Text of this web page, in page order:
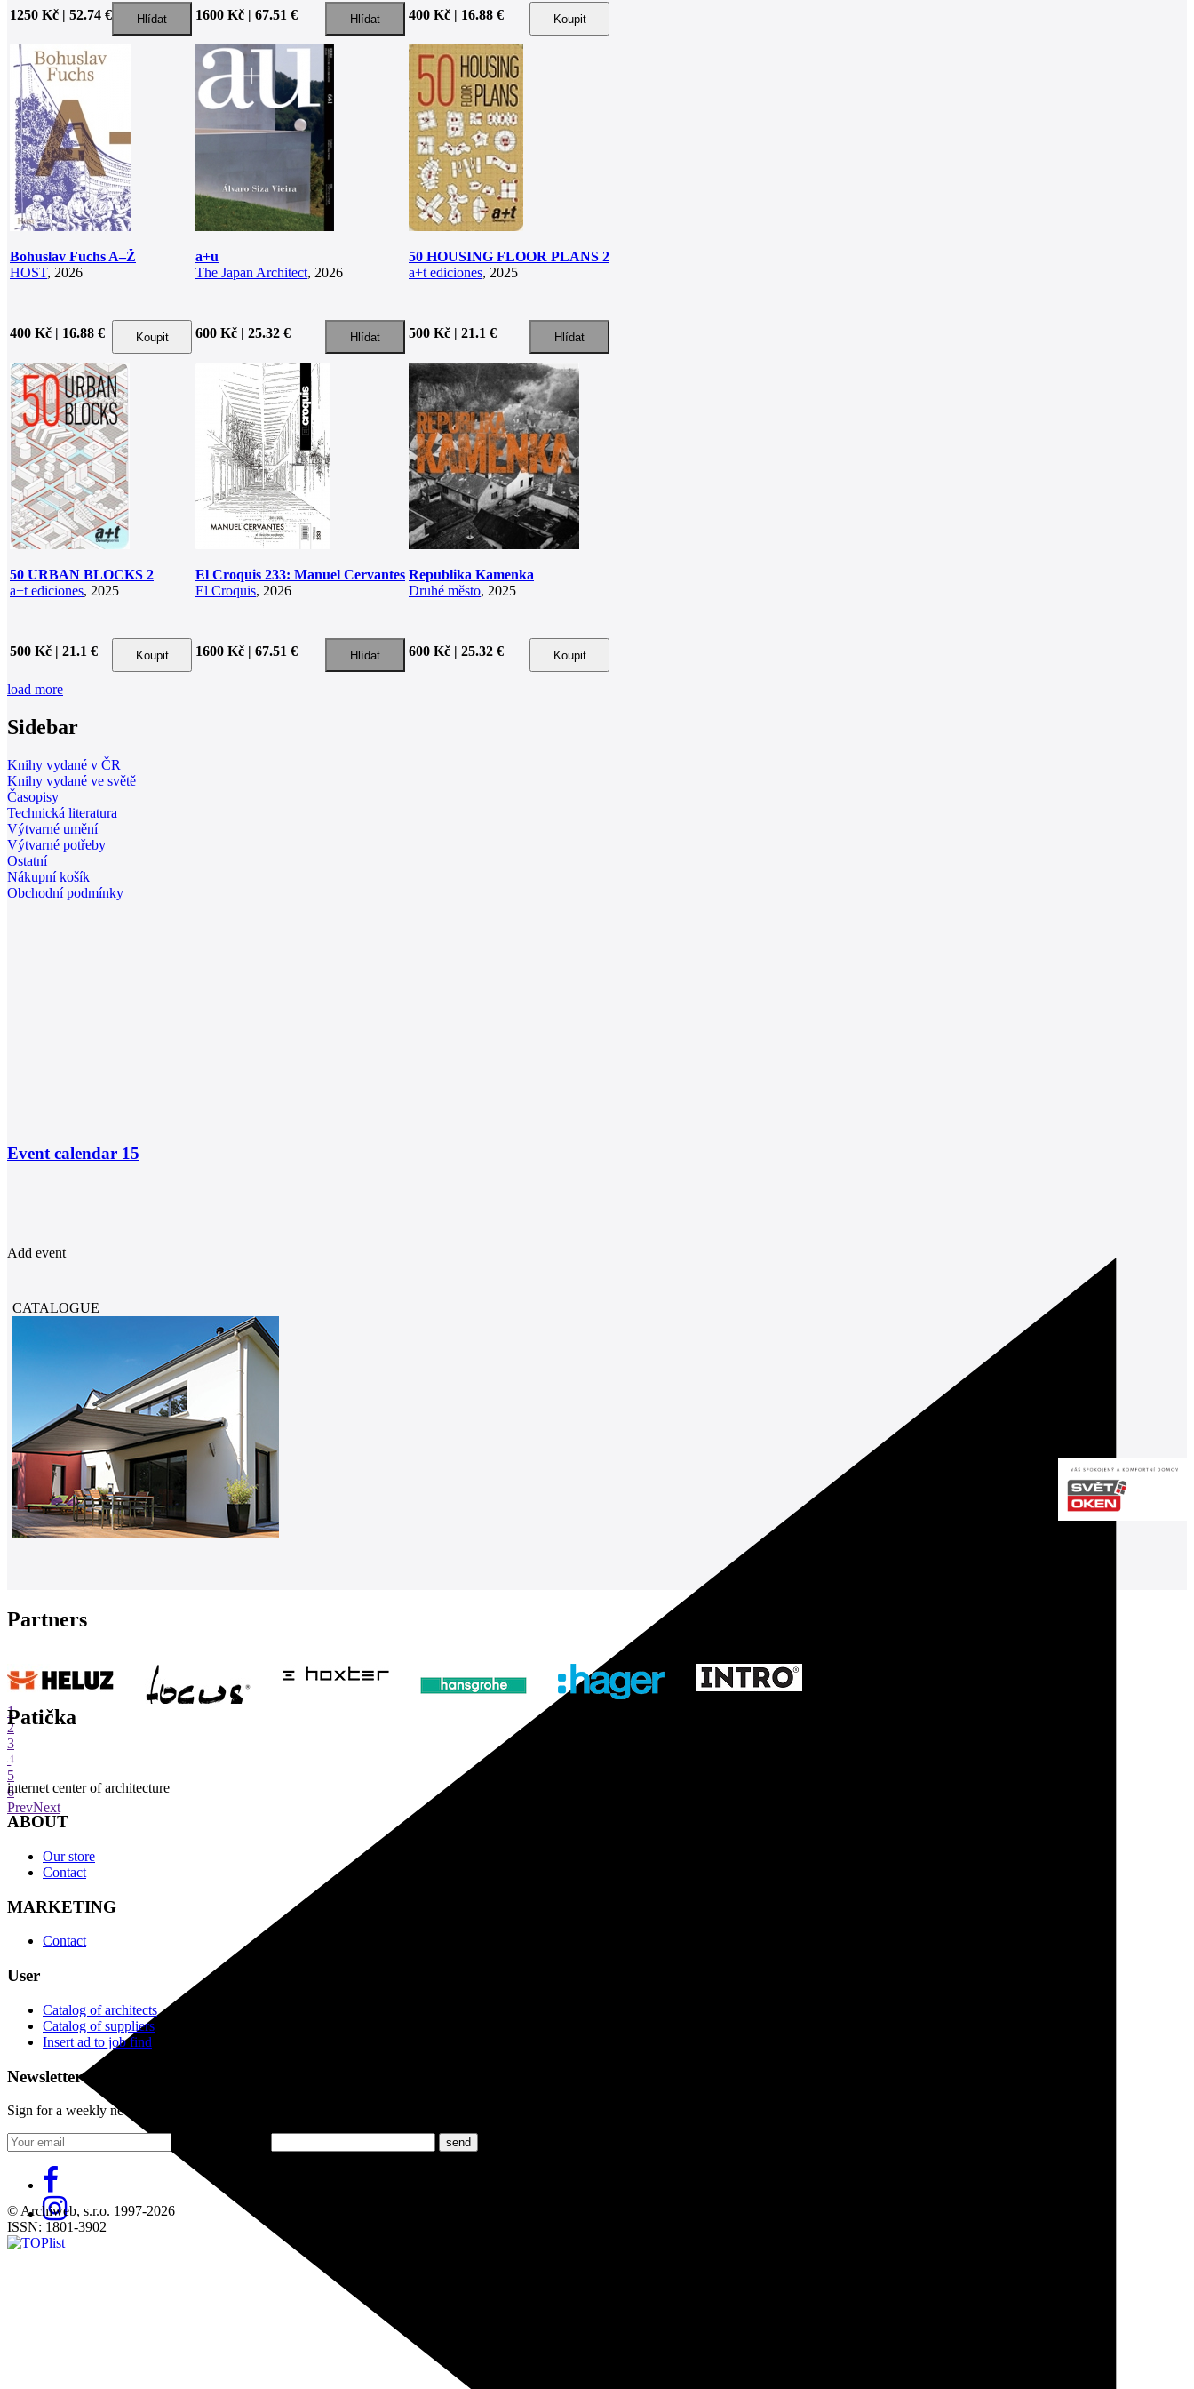
1250 Kč | 52.74 € 1600 Kč | 67.51 € 400 Kč | 16.88 €
Bohuslav Fuchs A–Ž
HOST, 2026
400 Kč | 16.88 €
a+u
The Japan Architect, 2026
600 Kč | 25.32 €
50 HOUSING FLOOR PLANS 2
a+t ediciones, 2025
500 Kč | 21.1 €
50 URBAN BLOCKS 2
a+t ediciones, 2025
500 Kč | 21.1 €
El Croquis 233: Manuel Cervantes
El Croquis, 2026
1600 Kč | 67.51 €
Republika Kamenka
Druhé město, 2025
600 Kč | 25.32 €
load more
Sidebar
Knihy vydané v ČR
Knihy vydané ve světě
Časopisy
Technická literatura
Výtvarné umění
Výtvarné potřeby
Ostatní
Nákupní košík
Obchodní podmínky
Event calendar 15
Add event
CATALOGUE
Partners
1
2
3
4
5
6
PrevNext
Patička
internet center of architecture
ABOUT
Our store
Contact
MARKETING
Contact
User
Catalog of architects
Catalog of suppliers
Insert ad to job find
Newsletter
Sign for a weekly newsletter:
© Archiweb, s.r.o. 1997-2026
ISSN: 1801-3902